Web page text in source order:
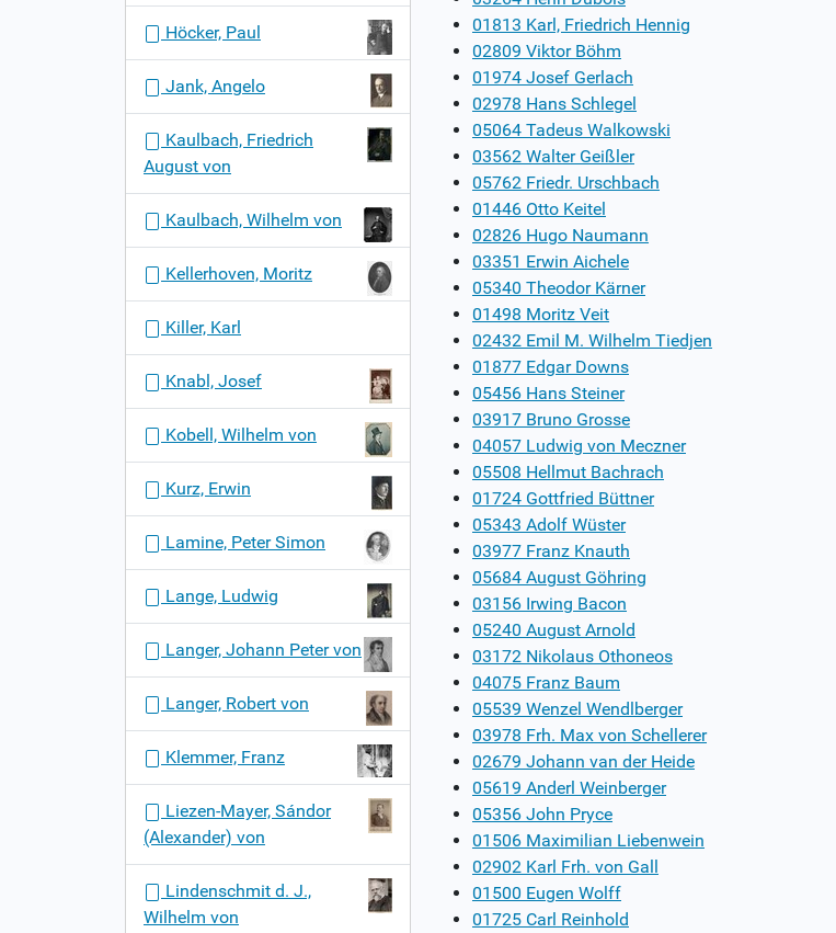
01813 Karl, Friedrich Hennig
02809 Viktor Böhm
01974 Josef Gerlach
02978 Hans Schlegel
05064 Tadeus Walkowski
03562 Walter Geißler
05762 Friedr. Urschbach
01446 Otto Keitel
02826 Hugo Naumann
03351 Erwin Aichele
05340 Theodor Kärner
01498 Moritz Veit
02432 Emil M. Wilhelm Tiedjen
01877 Edgar Downs
05456 Hans Steiner
03917 Bruno Grosse
04057 Ludwig von Meczner
05508 Hellmut Bachrach
01724 Gottfried Büttner
05343 Adolf Wüster
03977 Franz Knauth
05684 August Göhring
03156 Irwing Bacon
05240 August Arnold
03172 Nikolaus Othoneos
04075 Franz Baum
05539 Wenzel Wendlberger
03978 Frh. Max von Schellerer
02679 Johann van der Heide
05619 Anderl Weinberger
05356 John Pryce
01506 Maximilian Liebenwein
02902 Karl Frh. von Gall
01500 Eugen Wolff
01725 Carl Reinhold
Höcker, Paul
Jank, Angelo
Kaulbach, Friedrich
August von
Kaulbach, Wilhelm von
Kellerhoven, Moritz
Killer, Karl
Knabl, Josef
Kobell, Wilhelm von
Kurz, Erwin
Lamine, Peter Simon
Lange, Ludwig
Langer, Johann Peter von
Langer, Robert von
Klemmer, Franz
Liezen-Mayer, Sándor
(Alexander) von
Lindenschmit d. J.,
Wilhelm von